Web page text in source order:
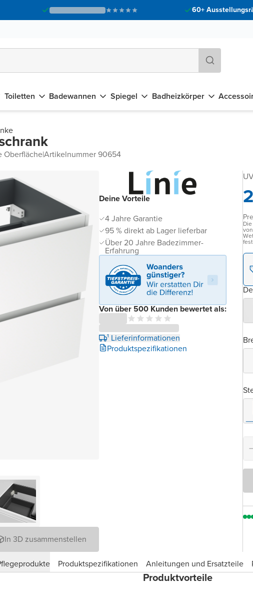
60+
Toiletten Badewannen Spiegel Badheizkörper
Oberfläche|Artikelnummer 90654
In 3D zusammenstellen
Deine Vorteile
4 Jahre Garantie
95 % direkt ab Lager lieferbar
Über 20 Jahre Badezimmer-
Erfahrung
Von über 500 Kunden bewertet als:
¹ Lieferinformationen
Produktspezifikationen
Produktspezifikationen Anleitungen und Ersatzteile
Produktvorteile